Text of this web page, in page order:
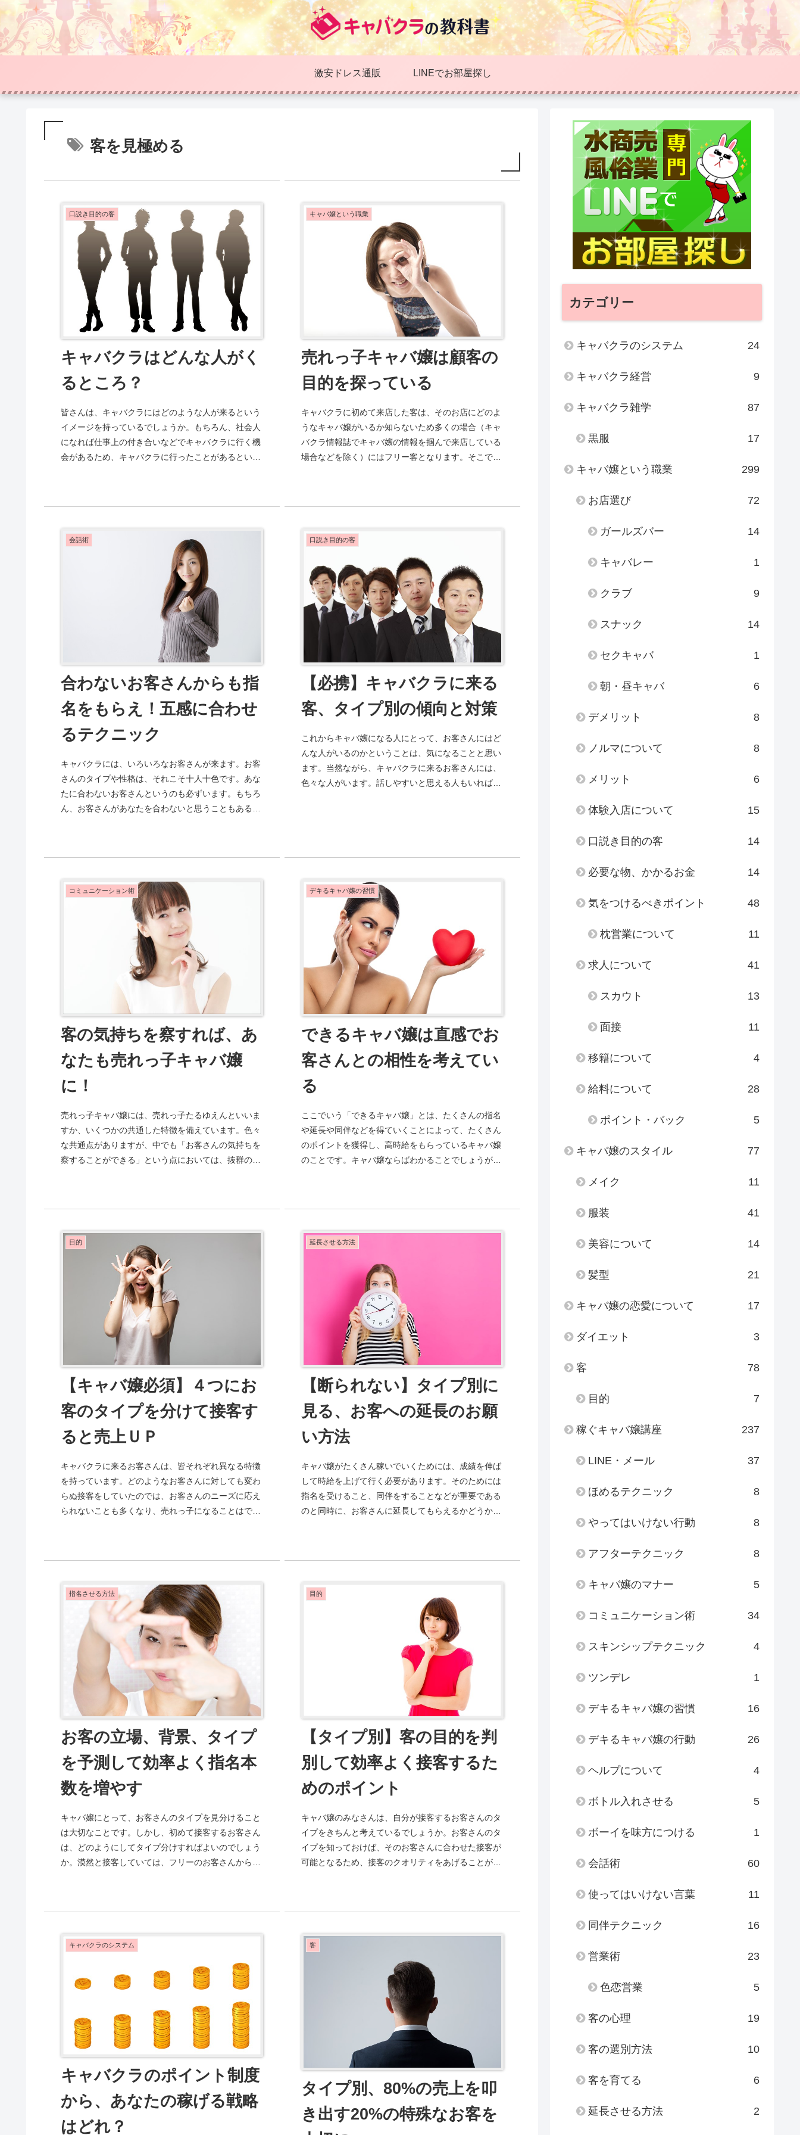
激安ドレス通販 LINEでお部屋探し
客を見極める
口説き目的の客
キャバクラはどんな人がく
るところ？
皆さんは、キャバクラにはどのような人が来るという
イメージを持っているでしょうか。もちろん、社会人
になれば仕事上の付き合いなどでキャバクラに行く機
会があるため、キャバクラに行ったことがあるという
キャバ嬢という職業
売れっ子キャバ嬢は顧客の
目的を探っている
キャバクラに初めて来店した客は、そのお店にどのよ
うなキャバ嬢がいるか知らないため多くの場合（キャ
バクラ情報誌でキャバ嬢の情報を掴んで来店している
場合などを除く）にはフリー客となります。そこで、
会話術
合わないお客さんからも指
名をもらえ！五感に合わせ
るテクニック
キャバクラには、いろいろなお客さんが来ます。お客
さんのタイプや性格は、それこそ十人十色です。あな
たに合わないお客さんというのも必ずいます。もちろ
ん、お客さんがあなたを合わないと思うこともあるで
口説き目的の客
【必携】キャバクラに来る
客、タイプ別の傾向と対策
これからキャバ嬢になる人にとって、お客さんにはど
んな人がいるのかということは、気になることと思い
ます。当然ながら、キャバクラに来るお客さんには、
色々な人がいます。話しやすいと思える人もいれば、
コミュニケーション術
客の気持ちを察すれば、あ
なたも売れっ子キャバ嬢
に！
売れっ子キャバ嬢には、売れっ子たるゆえんといいま
すか、いくつかの共通した特徴を備えています。色々
な共通点がありますが、中でも「お客さんの気持ちを
察することができる」という点においては、抜群の売
デキるキャバ嬢の習慣
できるキャバ嬢は直感でお
客さんとの相性を考えてい
る
ここでいう「できるキャバ嬢」とは、たくさんの指名
や延長や同伴などを得ていくことによって、たくさん
のポイントを獲得し、高時給をもらっているキャバ嬢
のことです。キャバ嬢ならばわかることでしょうが、
目的
【キャバ嬢必須】４つにお
客のタイプを分けて接客す
ると売上ＵＰ
キャバクラに来るお客さんは、皆それぞれ異なる特徴
を持っています。どのようなお客さんに対しても変わ
らぬ接客をしていたのでは、お客さんのニーズに応え
られないことも多くなり、売れっ子になることはでき
延長させる方法
【断られない】タイプ別に
見る、お客への延長のお願
い方法
キャバ嬢がたくさん稼いでいくためには、成績を伸ば
して時給を上げて行く必要があります。そのためには
指名を受けること、同伴をすることなどが重要である
のと同時に、お客さんに延長してもらえるかどうかも
指名させる方法
お客の立場、背景、タイプ
を予測して効率よく指名本
数を増やす
キャバ嬢にとって、お客さんのタイプを見分けること
は大切なことです。しかし、初めて接客するお客さん
は、どのようにしてタイプ分けすればよいのでしょう
か。漠然と接客していては、フリーのお客さんから指
目的
【タイプ別】客の目的を判
別して効率よく接客するた
めのポイント
キャバ嬢のみなさんは、自分が接客するお客さんのタ
イプをきちんと考えているでしょうか。お客さんのタ
イプを知っておけば、そのお客さんに合わせた接客が
可能となるため、接客のクオリティをあげることがで
キャバクラのシステム
キャバクラのポイント制度
から、あなたの稼げる戦略
はどれ？
客
タイプ別、80%の売上を叩
き出す20%の特殊なお客を
カテゴリー
キャバクラのシステム 24
キャバクラ経営 9
キャバクラ雑学 87
黒服 17
キャバ嬢という職業 299
お店選び 72
ガールズバー 14
キャバレー 1
クラブ 9
スナック 14
セクキャバ 1
朝・昼キャバ 6
デメリット 8
ノルマについて 8
メリット 6
体験入店について 15
口説き目的の客 14
必要な物、かかるお金 14
気をつけるべきポイント 48
枕営業について 11
求人について 41
スカウト 13
面接 11
移籍について 4
給料について 28
ポイント・バック 5
キャバ嬢のスタイル 77
メイク 11
服装 41
美容について 14
髪型 21
キャバ嬢の恋愛について 17
ダイエット 3
客 78
目的 7
稼ぐキャバ嬢講座 237
LINE・メール 37
ほめるテクニック 8
やってはいけない行動 8
アフターテクニック 8
キャバ嬢のマナー 5
コミュニケーション術 34
スキンシップテクニック 4
ツンデレ 1
デキるキャバ嬢の習慣 16
デキるキャバ嬢の行動 26
ヘルプについて 4
ボトル入れさせる 5
ボーイを味方につける 1
会話術 60
使ってはいけない言葉 11
同伴テクニック 16
営業術 23
色恋営業 5
客の心理 19
客の選別方法 10
客を育てる 6
延長させる方法 2